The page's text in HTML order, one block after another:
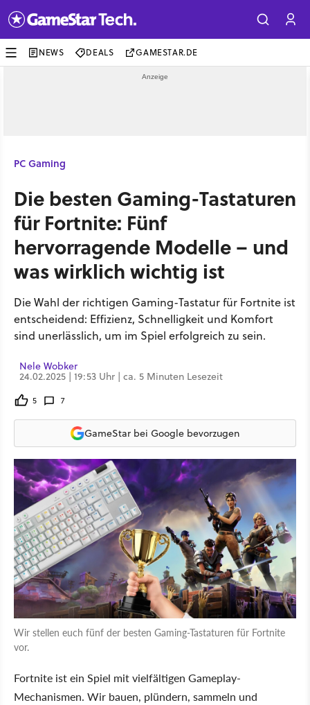
NEWS DEALS GAMESTAR.DE
PC Gaming
Die besten Gaming-Tastaturen
für Fortnite: Fünf
hervorragende Modelle – und
was wirklich wichtig ist
Die Wahl der richtigen Gaming-Tastatur für Fortnite ist
entscheidend: Effizienz, Schnelligkeit und Komfort
sind unerlässlich, um im Spiel erfolgreich zu sein.
Nele Wobker
24.02.2025 | 19:53 Uhr | ca. 5 Minuten Lesezeit
5 7
GameStar bei Google bevorzugen
Wir stellen euch fünf der besten Gaming-Tastaturen für Fortnite
vor.
Fortnite ist ein Spiel mit vielfältigen Gameplay-
Mechanismen. Wir bauen, plündern, sammeln und